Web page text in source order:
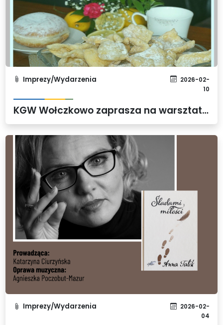
Imprezy/Wydarzenia
2026-02-
10
KGW Wołczkowo zaprasza na warsztaty kulinarne
Imprezy/Wydarzenia
2026-02-
04